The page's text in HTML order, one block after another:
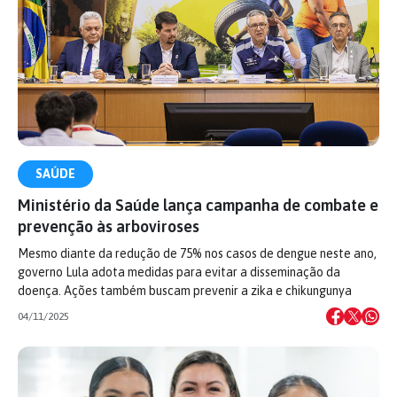
SAÚDE
Ministério da Saúde lança campanha de combate e
prevenção às arboviroses
Mesmo diante da redução de 75% nos casos de dengue neste ano,
governo Lula adota medidas para evitar a disseminação da
doença. Ações também buscam prevenir a zika e chikungunya
04/11/2025